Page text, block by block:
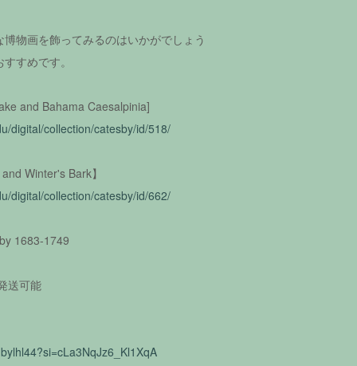
物画を飾ってみるのはいかがでしょう
すめです。
and Bahama Caesalpinia]
digital/collection/catesby/id/518/
Winter's Bark】
digital/collection/catesby/id/662/
1683-1749
送可能